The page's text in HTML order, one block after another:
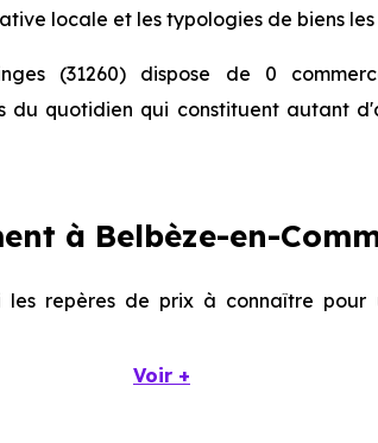
locale et les typologies de biens les
(31260) dispose de 0
du quotidien qui constituent autant
à Belbèze-en-
les repères de prix à connaître
Voir +